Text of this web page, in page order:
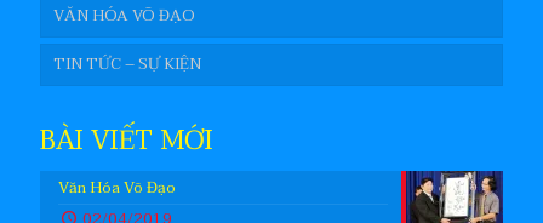
VĂN HÓA VÕ ĐẠO
TIN TỨC – SỰ KIỆN
BÀI VIẾT MỚI
Văn Hóa Võ Đạo